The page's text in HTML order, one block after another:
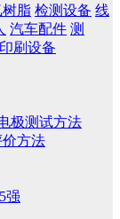
脂 检测设备 线
汽车配件 测
印刷设备
极测试方法
方法
强